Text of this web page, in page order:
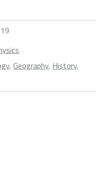
, Geography, History,